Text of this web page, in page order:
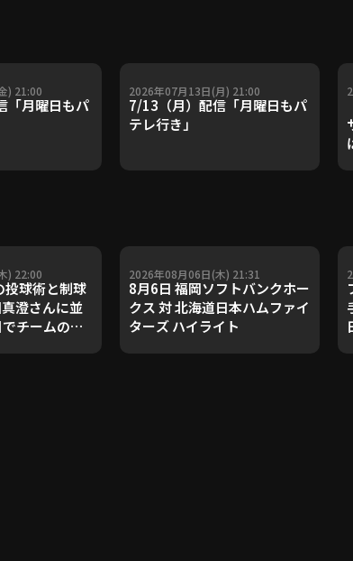
) 21:00
「月曜日もパ
2026年07月13日(月) 21:00
7/13（月）配信「月曜日もパ
テレ行き」
) 22:00
投球術と制球
澄さんに並
チームの連
2026年08月06日(木) 21:31
8月6日 福岡ソフトバンクホー
クス 対 北海道日本ハムファイ
ターズ ハイライト